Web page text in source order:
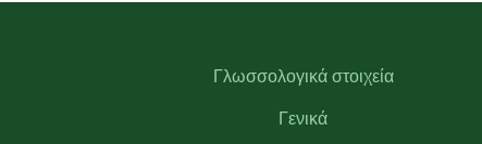
Γλωσσολογικά στοιχεία
Γενικά